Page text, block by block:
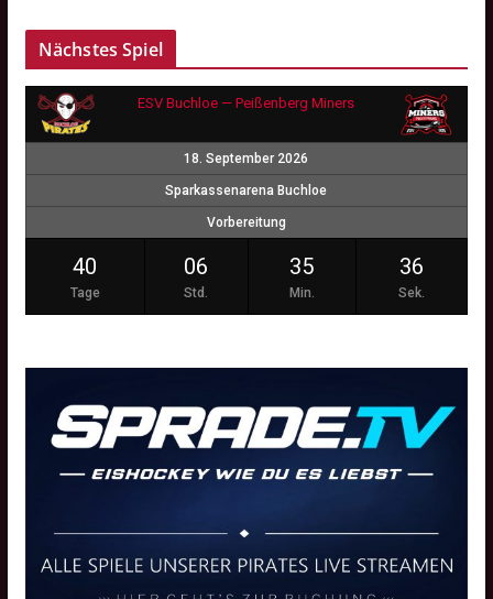
Nächstes Spiel
ESV Buchloe — Peißenberg Miners
18. September 2026
Sparkassenarena Buchloe
Vorbereitung
40
Tage
06
Std.
35
Min.
35
Sek.